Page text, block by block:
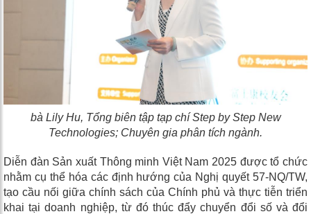
bà Lily Hu, Tổng biên tập tạp chí Step by Step New
Technologies; Chuyên gia phân tích ngành.
Diễn đàn Sản xuất Thông minh Việt Nam 2025 được tổ chức
nhằm cụ thể hóa các định hướng của Nghị quyết 57-NQ/TW,
tạo cầu nối giữa chính sách của Chính phủ và thực tiễn triển
khai tại doanh nghiệp, từ đó thúc đẩy chuyển đổi số và đổi